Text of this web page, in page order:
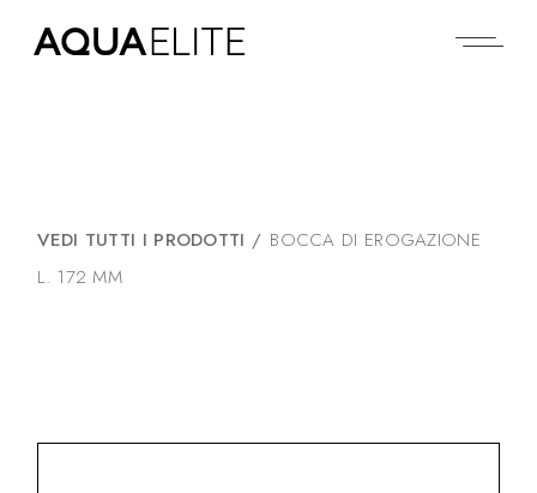
VEDI TUTTI I PRODOTTI / BOCCA DI EROGAZIONE
L. 172 MM